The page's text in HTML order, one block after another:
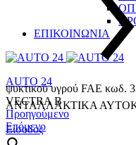
ΕΠΙΚΟΙΝΩΝΙΑ
AUTO 24
ΑΝΤΑΛΛΑΚΤΙΚΑ
Είσοδος
ψυκτικού υγρού FAE κωδ.
VECTRA B
Product
navigation
Προηγούμενο
Επόμενο